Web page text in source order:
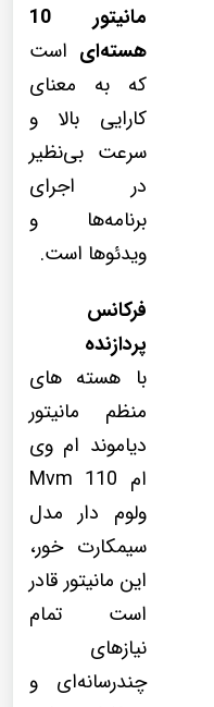
مانیتور 10
هسته‌ای است
که به معنای
کارایی بالا و
سرعت بی‌نظیر
در اجرای
برنامه‌ها و
ویدئوها است.
فرکانس
پردازنده
با هسته های
منظم مانیتور
دیاموند ام وی
ام 110 Mvm
ولوم دار مدل
سیمکارت خور،
این مانیتور قادر
است تمام
نیازهای
چندرسانه‌ای و